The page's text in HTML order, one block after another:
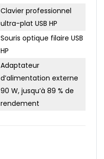
Clavier professionnel
ultra-plat USB HP
Souris optique filaire USB
HP
Adaptateur
d’alimentation externe
90 W, jusqu’à 89 % de
rendement